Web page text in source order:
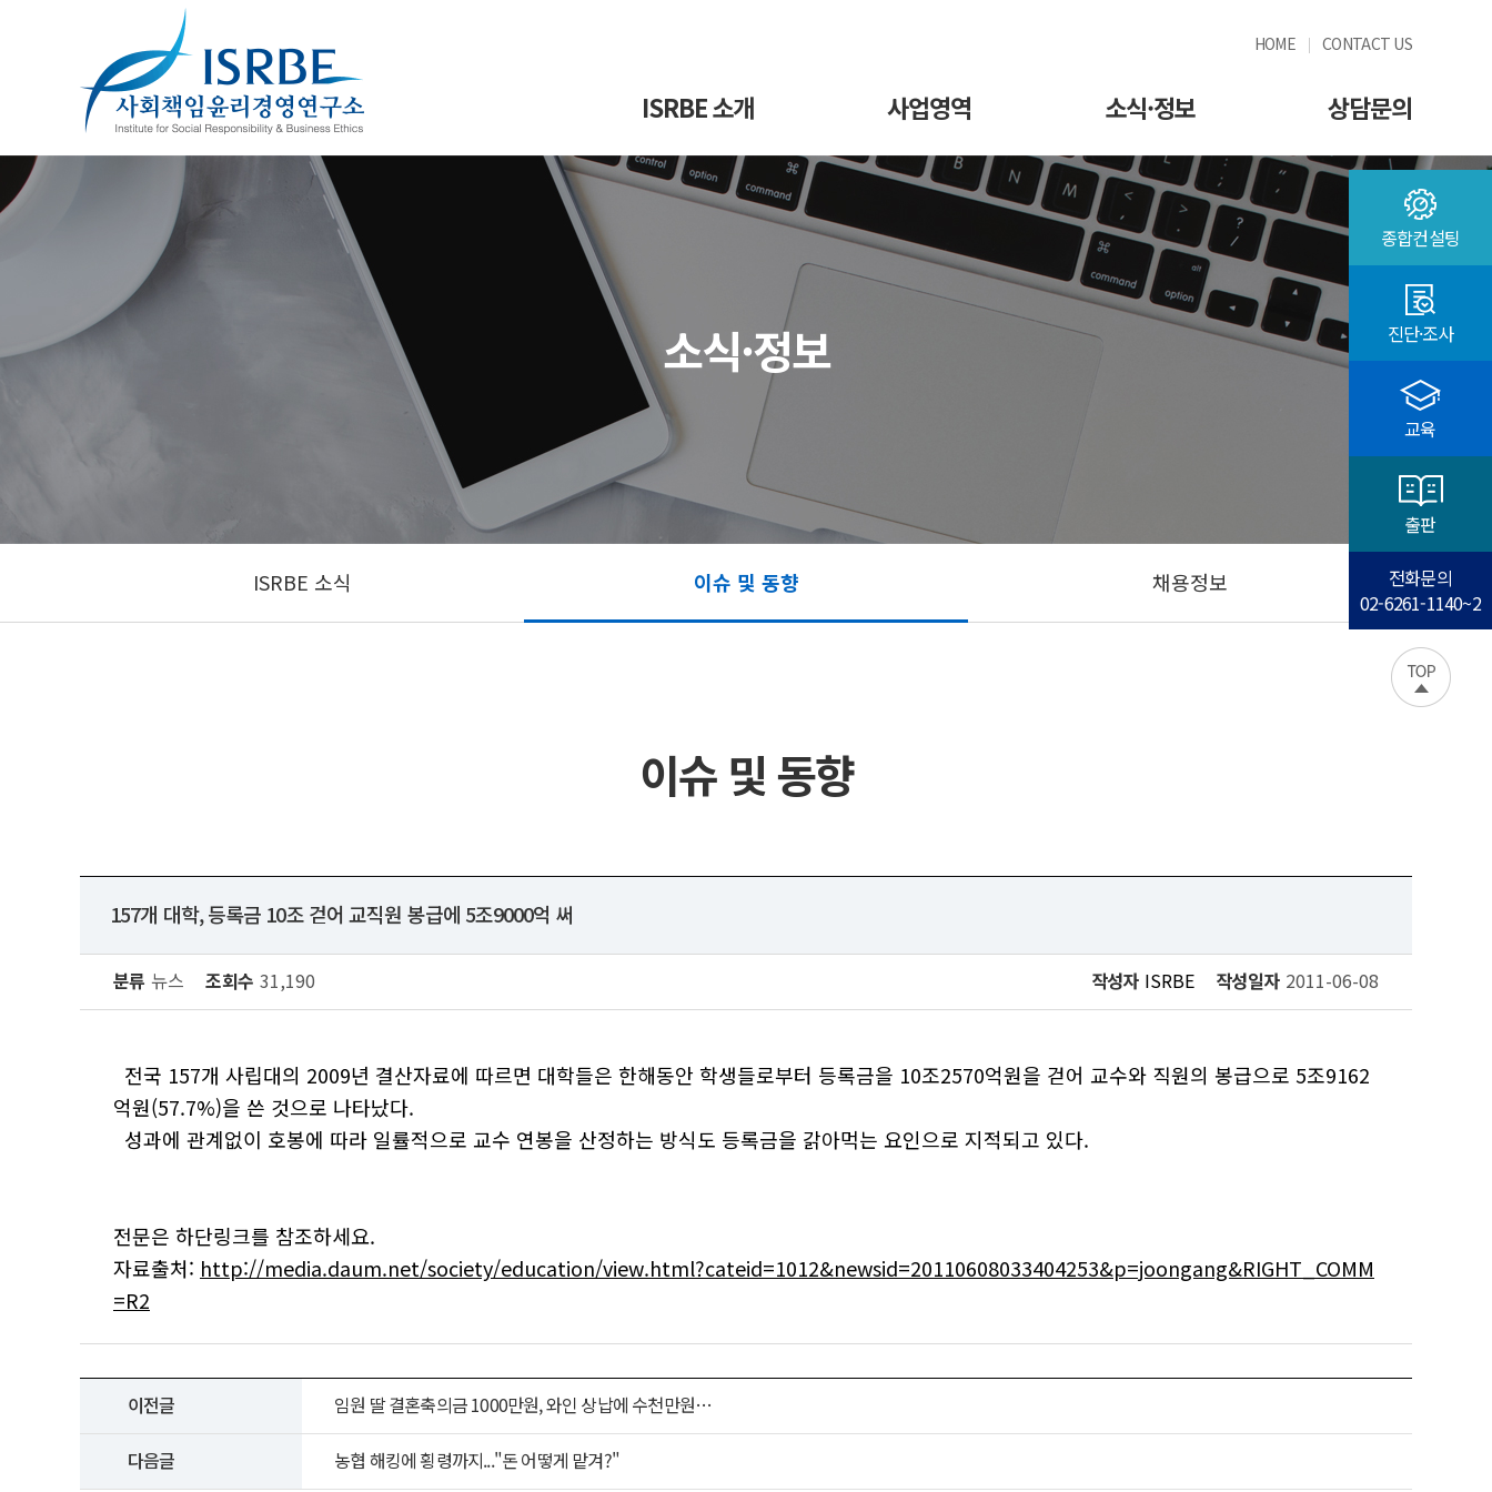
HOME CONTACT US
ISRBE 소개 사업영역 소식·정보 상담문의
소식·정보
ISRBE 소식 이슈 및 동향 채용정보
이슈 및 동향
157개 대학, 등록금 10조 걷어 교직원 봉급에 5조9000억 써
분류 뉴스 조회수 31,190 작성자 ISRBE 작성일자 2011-06-08
전국 157개 사립대의 2009년 결산자료에 따르면 대학들은 한해동안 학생들로부터 등록금을 10조2570억원을 걷어 교수와 직원의 봉급으로 5조9162
억원(57.7%)을 쓴 것으로 나타났다.
성과에 관계없이 호봉에 따라 일률적으로 교수 연봉을 산정하는 방식도 등록금을 갉아먹는 요인으로 지적되고 있다.
전문은 하단링크를 참조하세요.
자료출처: http://media.daum.net/society/education/view.html?cateid=1012&newsid=20110608033404253&p=joongang&RIGHT_COMM
=R2
이전글 임원 딸 결혼축의금 1000만원, 와인 상납에 수천만원…
다음글 농협 해킹에 횡령까지..."돈 어떻게 맡겨?"
종합컨설팅
진단·조사
교육
출판
전화문의
02-6261-1140~2